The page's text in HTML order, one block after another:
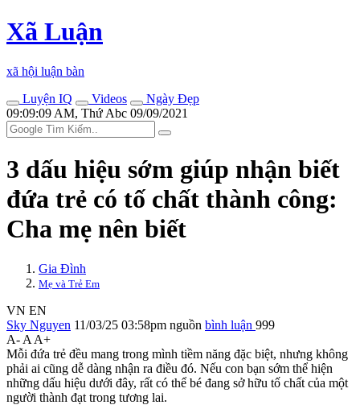
Xã Luận
xã hội luận bàn
Luyện IQ
Videos
Ngày Đẹp
09:09:09 AM, Thứ Abc 09/09/2021
3 dấu hiệu sớm giúp nhận biết
đứa trẻ có tố chất thành công:
Cha mẹ nên biết
Gia Đình
Mẹ và Trẻ Em
VN EN
Sky Nguyen 11/03/25 03:58pm nguồn bình luận 999
A- A A+
Mỗi đứa trẻ đều mang trong mình tiềm năng đặc biệt, nhưng không
phải ai cũng dễ dàng nhận ra điều đó. Nếu con bạn sớm thể hiện
những dấu hiệu dưới đây, rất có thể bé đang sở hữu tố chất của một
người thành đạt trong tương lai.